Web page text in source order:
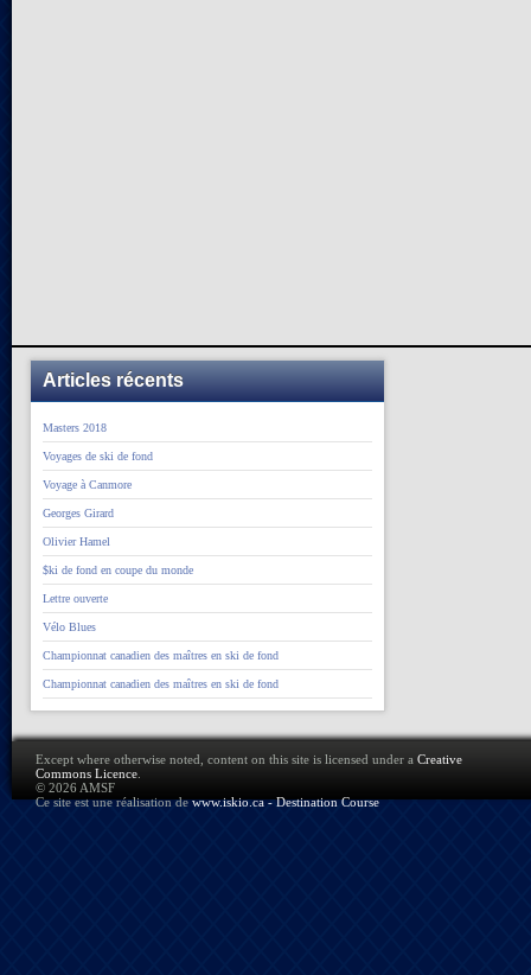
Articles récents
Masters 2018
Voyages de ski de fond
Voyage à Canmore
Georges Girard
Olivier Hamel
$ki de fond en coupe du monde
Lettre ouverte
Vélo Blues
Championnat canadien des maîtres en ski de fond
Championnat canadien des maîtres en ski de fond
Except where otherwise noted, content on this site is licensed under a Creative
Commons Licence
© 2026 AMSF
Ce site est une réalisation dewww.iskio.ca - Destination Course